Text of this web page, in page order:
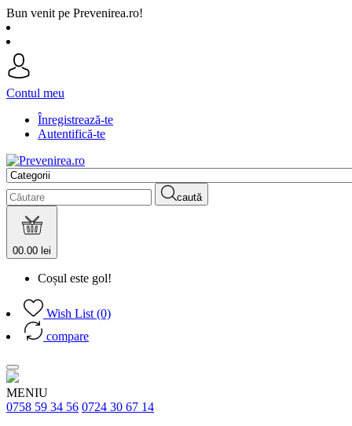
Bun venit pe Prevenirea.ro!
Contul meu
Înregistrează-te
Autentifică-te
caută
00.00 lei
Coșul este gol!
Wish List (0)
compare
MENIU
0758 59 34 56 0724 30 67 14